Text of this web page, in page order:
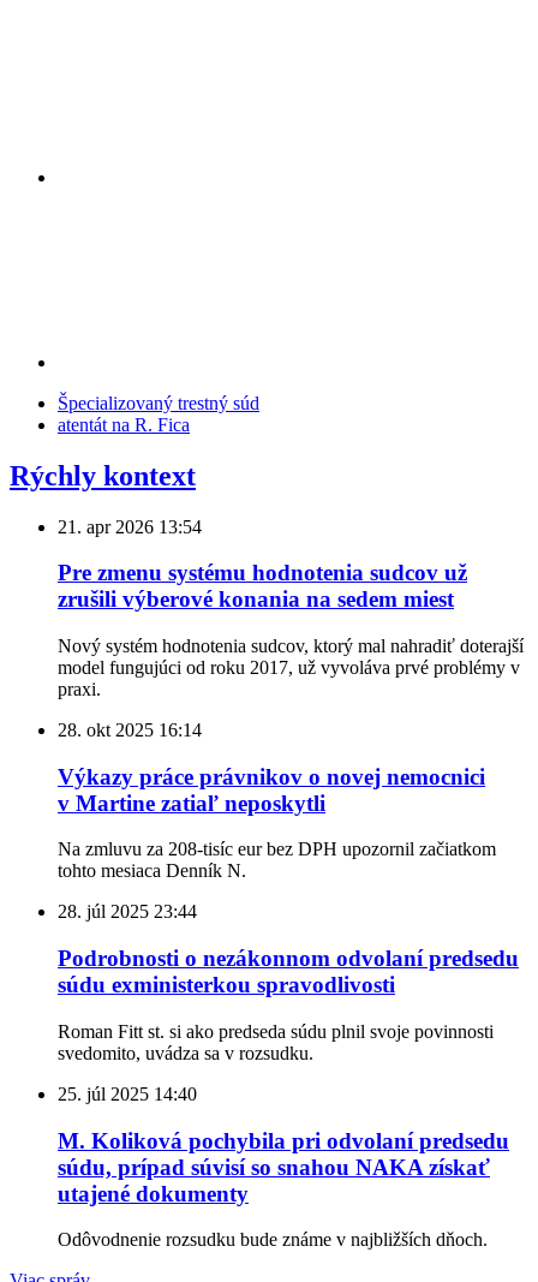
Špecializovaný trestný súd
atentát na R. Fica
Rýchly kontext
21. apr 2026 13:54
Pre zmenu systému hodnotenia sudcov už
zrušili výberové konania na sedem miest
Nový systém hodnotenia sudcov, ktorý mal nahradiť doterajší
model fungujúci od roku 2017, už vyvoláva prvé problémy v
praxi.
28. okt 2025 16:14
Výkazy práce právnikov o novej nemocnici
v Martine zatiaľ neposkytli
Na zmluvu za 208-tisíc eur bez DPH upozornil začiatkom
tohto mesiaca Denník N.
28. júl 2025 23:44
Podrobnosti o nezákonnom odvolaní predsedu
súdu exministerkou spravodlivosti
Roman Fitt st. si ako predseda súdu plnil svoje povinnosti
svedomito, uvádza sa v rozsudku.
25. júl 2025 14:40
M. Koliková pochybila pri odvolaní predsedu
súdu, prípad súvisí so snahou NAKA získať
utajené dokumenty
Odôvodnenie rozsudku bude známe v najbližších dňoch.